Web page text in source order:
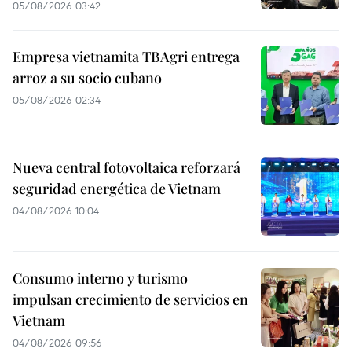
05/08/2026 03:42
Empresa vietnamita TBAgri entrega
arroz a su socio cubano
05/08/2026 02:34
Nueva central fotovoltaica reforzará
seguridad energética de Vietnam
04/08/2026 10:04
Consumo interno y turismo
impulsan crecimiento de servicios en
Vietnam
04/08/2026 09:56